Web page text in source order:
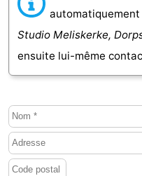
Nieuwvliet
Sluis
Cadzand
-
Nature
Het
Zwin
Météo
Contact
Studio Meliskerke,
ensuite lui-même